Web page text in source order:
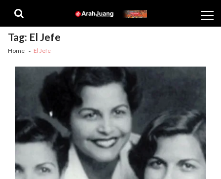
navigation
content
Tag: El Jefe
Home El Jefe